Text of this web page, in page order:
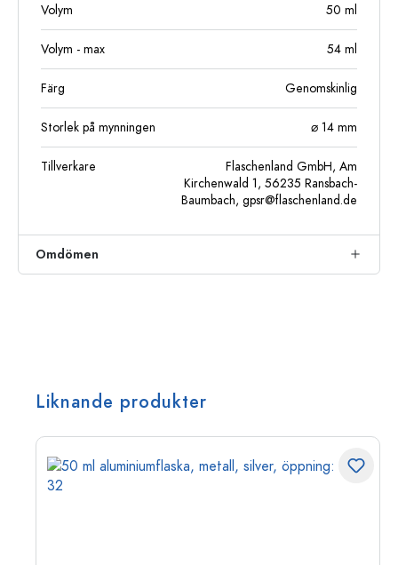
Volym 50 ml
Volym - max 54 ml
Färg Genomskinlig
Storlek på mynningen ⌀ 14 mm
Tillverkare
Flaschenland GmbH, Am
Kirchenwald 1, 56235 Ransbach-
Baumbach, gpsr@flaschenland.de
Omdömen
Liknande produkter